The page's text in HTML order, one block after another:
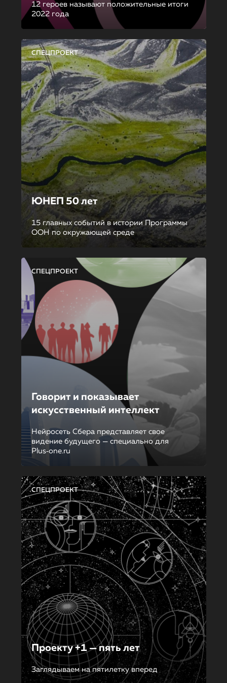
12 героев называют положительные итоги
2022 года
СПЕЦПРОЕКТ
ЮНЕП 50 лет
15 главных событий в истории Программы
ООН по окружающей среде
СПЕЦПРОЕКТ
Говорит и показывает
искусственный интеллект
Нейросеть Сбера представляет свое
видение будущего — специально для
Plus‑one.ru
СПЕЦПРОЕКТ
Проекту +1 — пять лет
Заглядываем на пятилетку вперед